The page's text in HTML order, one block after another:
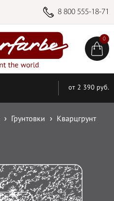
8 800 555-18-71
0
от 2 390 руб.
Грунтовки Кварцгрунт